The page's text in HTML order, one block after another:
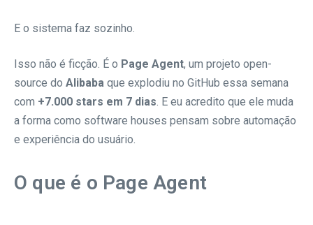
E o sistema faz sozinho.
Isso não é ficção. É o Page Agent, um projeto open-
source do Alibaba que explodiu no GitHub essa semana
com +7.000 stars em 7 dias. E eu acredito que ele muda
a forma como software houses pensam sobre automação
e experiência do usuário.
O que é o Page Agent